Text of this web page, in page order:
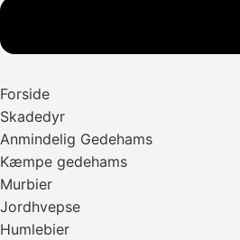
Forside
Skadedyr
Anmindelig Gedehams
Kæmpe gedehams
Murbier
Jordhvepse
Humlebier